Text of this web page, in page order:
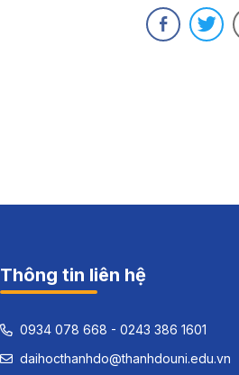
Thông tin liên hệ
0934 078 668 - 0243 386 1601
daihocthanhdo@thanhdouni.edu.vn